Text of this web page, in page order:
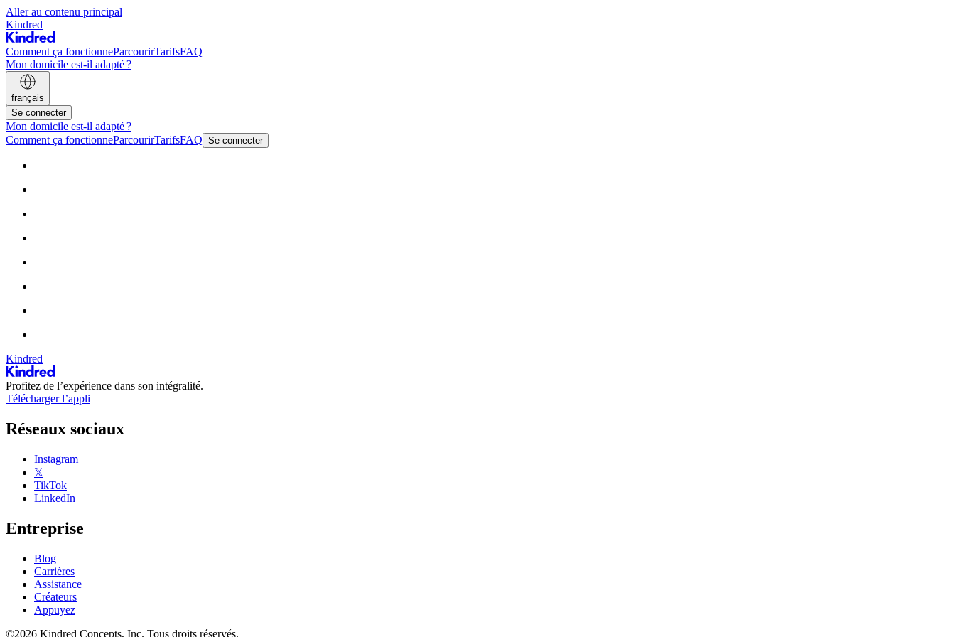
Aller au contenu principal
Kindred
Comment ça fonctionneParcourirTarifsFAQ
Mon domicile est-il adapté ?
français
Se connecter
Mon domicile est-il adapté ?
Comment ça fonctionneParcourirTarifsFAQ Se connecter
Kindred
Profitez de l’expérience dans son intégralité.
Télécharger l’appli
Réseaux sociaux
Instagram
𝕏
TikTok
LinkedIn
Entreprise
Blog
Carrières
Assistance
Créateurs
Appuyez
©2026 Kindred Concepts, Inc. Tous droits réservés.